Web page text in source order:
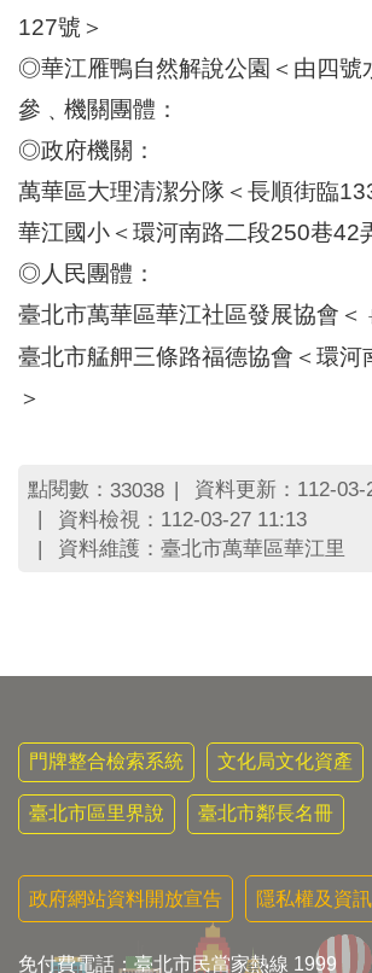
127號＞
◎華江雁鴨自然解說公園＜由四號
參﹑機關團體：
◎政府機關：
萬華區大理清潔分隊＜長順街臨
華江國小＜環河南路二段250巷42
◎人民團體：
臺北市萬華區華江社區發展協會＜
臺北市艋舺三條路福德協會＜環河
＞
點閱數： 33038
資料更新：112-03-
資料檢視：112-03-27 11:13
資料維護：臺北市萬華區華江里
門牌整合檢索系統 文化局文化資產
臺北市區里界說 臺北市鄰長名冊
政府網站資料開放宣告 隱私權及資
免付費電話：臺北市民當家熱線 1999